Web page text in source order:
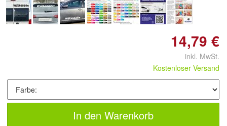
14,79 €
inkl. MwSt.
Kostenloser Versand
In den Warenkorb